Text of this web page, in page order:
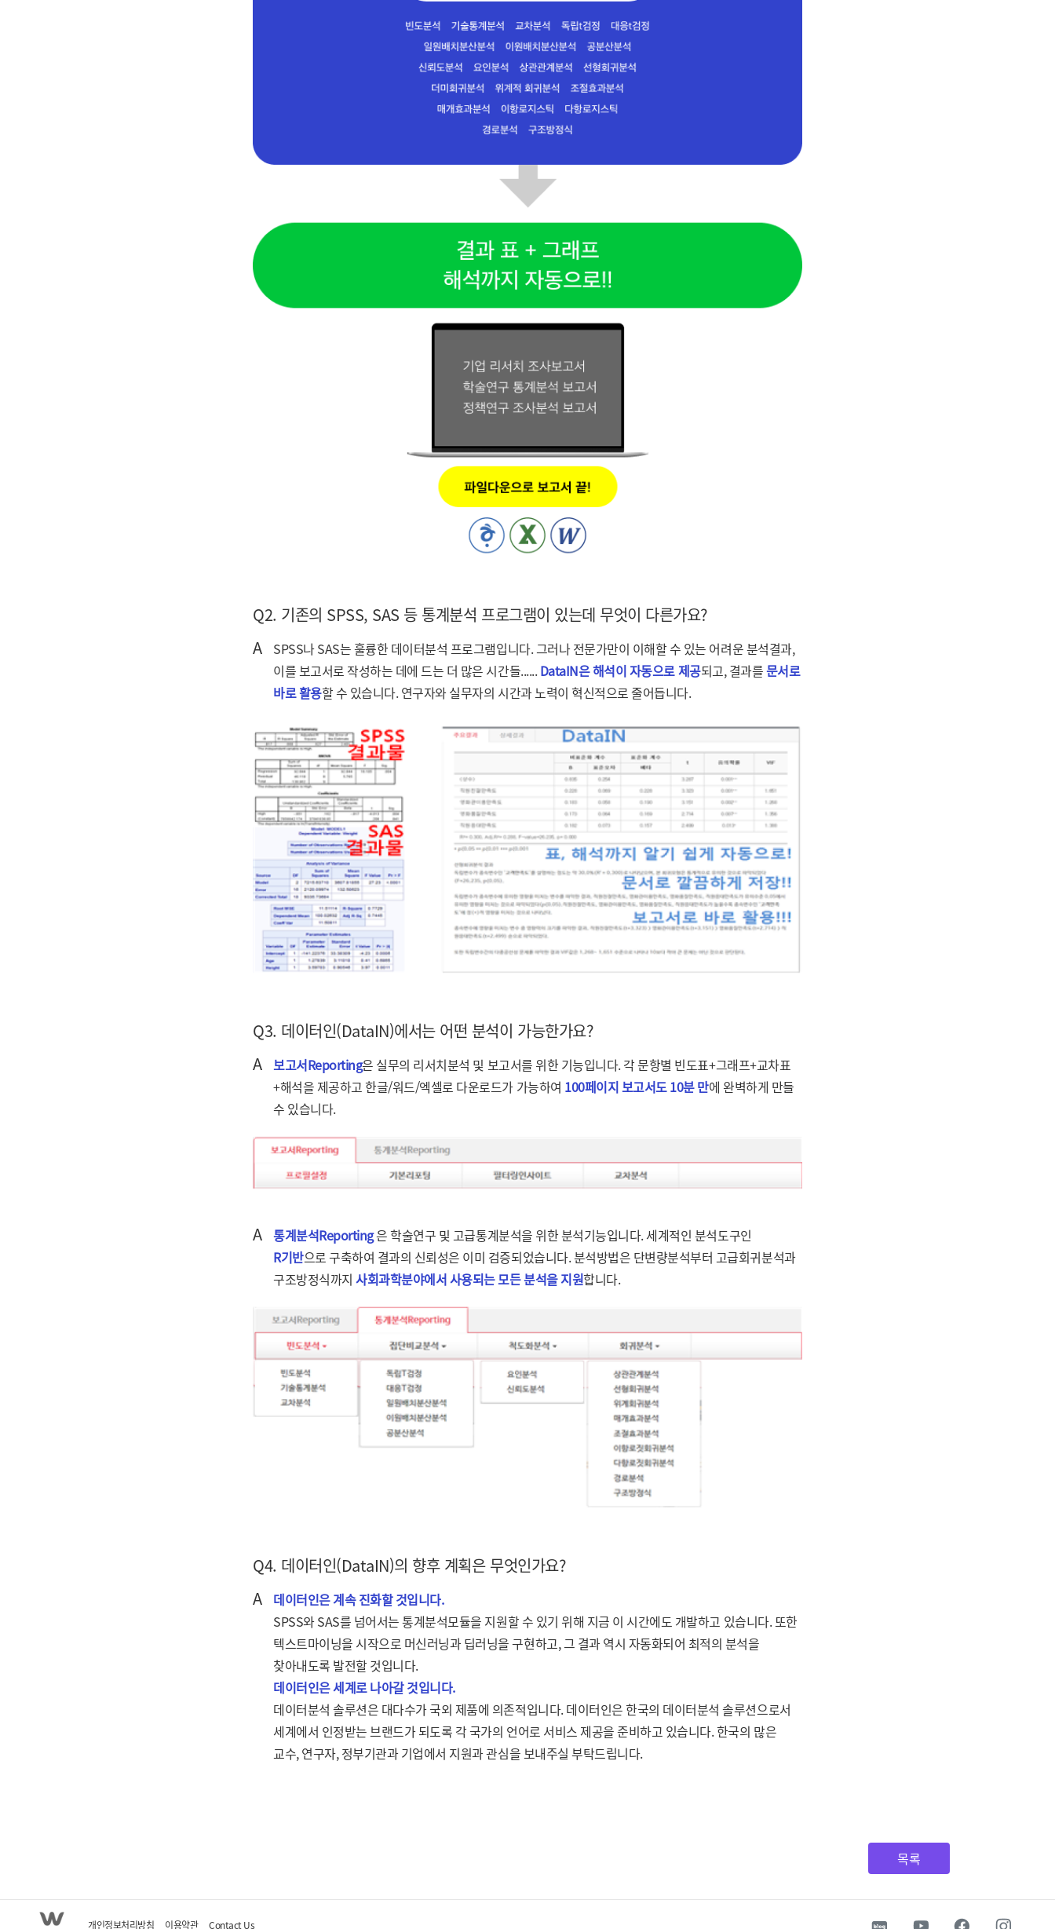
Q2. 기존의 SPSS, SAS 등 통계분석 프로그램이 있는데 무엇이 다른가요?
A
SPSS나 SAS는 훌륭한 데이터분석 프로그램입니다. 그러나 전문가만이 이해할 수 있는 어려운 분석결과,
이를 보고서로 작성하는 데에 드는 더 많은 시간들......DataIN은 해석이 자동으로 제공되고, 결과를문서로
바로 활용할 수 있습니다. 연구자와 실무자의 시간과 노력이 혁신적으로 줄어듭니다.
Q3. 데이터인(DataIN)에서는 어떤 분석이 가능한가요?
A
보고서Reporting은 실무의 리서치분석 및 보고서를 위한 기능입니다. 각 문항별 빈도표+그래프+교차표
+해석을 제공하고 한글/워드/엑셀로 다운로드가 가능하여 100페이지 보고서도 10분 만에 완벽하게 만들
수 있습니다.
A 통계분석Reporting은 학술연구 및 고급통계분석을 위한 분석기능입니다. 세계적인 분석도구인
R기반으로 구축하여 결과의 신뢰성은 이미 검증되었습니다. 분석방법은 단변량분석부터 고급회귀분석과
구조방정식까지사회과학분야에서 사용되는 모든 분석을 지원합니다.
Q4. 데이터인(DataIN)의 향후 계획은 무엇인가요?
A
데이터인은 계속 진화할 것입니다.
SPSS와 SAS를 넘어서는 통계분석모듈을 지원할 수 있기 위해 지금 이 시간에도 개발하고 있습니다. 또한
텍스트마이닝을 시작으로 머신러닝과 딥러닝을 구현하고, 그 결과 역시 자동화되어 최적의 분석을
찾아내도록 발전할 것입니다.
데이터인은 세계로 나아갈 것입니다.
데이터분석 솔루션은 대다수가 국외 제품에 의존적입니다. 데이터인은 한국의 데이터분석 솔루션으로서
세계에서 인정받는 브랜드가 되도록 각 국가의 언어로 서비스 제공을 준비하고 있습니다. 한국의 많은
교수, 연구자, 정부기관과 기업에서 지원과 관심을 보내주실 부탁드립니다.
목록
개인정보처리방침 이용약관 Contact Us